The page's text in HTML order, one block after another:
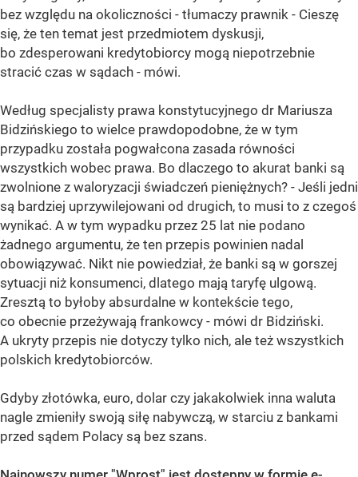
bez względu na okoliczności - tłumaczy prawnik - Cieszę
się, że ten temat jest przedmiotem dyskusji,
bo zdesperowani kredytobiorcy mogą niepotrzebnie
stracić czas w sądach - mówi.
Według specjalisty prawa konstytucyjnego dr Mariusza
Bidzińskiego to wielce prawdopodobne, że w tym
przypadku została pogwałcona zasada równości
wszystkich wobec prawa. Bo dlaczego to akurat banki są
zwolnione z waloryzacji świadczeń pieniężnych? - Jeśli jedni
są bardziej uprzywilejowani od drugich, to musi to z czegoś
wynikać. A w tym wypadku przez 25 lat nie podano
żadnego argumentu, że ten przepis powinien nadal
obowiązywać. Nikt nie powiedział, że banki są w gorszej
sytuacji niż konsumenci, dlatego mają taryfę ulgową.
Zresztą to byłoby absurdalne w kontekście tego,
co obecnie przeżywają frankowcy - mówi dr Bidziński.
A ukryty przepis nie dotyczy tylko nich, ale też wszystkich
polskich kredytobiorców.
Gdyby złotówka, euro, dolar czy jakakolwiek inna waluta
nagle zmieniły swoją siłę nabywczą, w starciu z bankami
przed sądem Polacy są bez szans.